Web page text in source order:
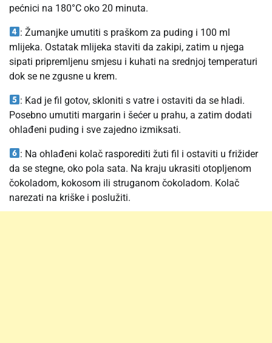
pećnici na 180°C oko 20 minuta.
: Žumanjke umutiti s praškom za puding i 100 ml
mlijeka. Ostatak mlijeka staviti da zakipi, zatim u njega
sipati pripremljenu smjesu i kuhati na srednjoj temperaturi
dok se ne zgusne u krem.
: Kad je fil gotov, skloniti s vatre i ostaviti da se hladi.
Posebno umutiti margarin i šećer u prahu, a zatim dodati
ohlađeni puding i sve zajedno izmiksati.
: Na ohlađeni kolač rasporediti žuti fil i ostaviti u frižider
da se stegne, oko pola sata. Na kraju ukrasiti otopljenom
čokoladom, kokosom ili struganom čokoladom. Kolač
narezati na kriške i poslužiti.